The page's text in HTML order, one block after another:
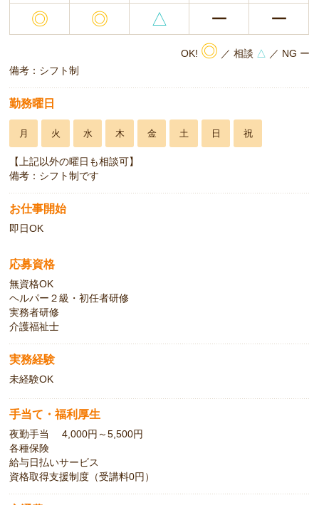
◎ ◎ △ ー ー
OK! ◎ ／ 相談 △ ／ NG ー
備考：シフト制
勤務曜日
月 火 水 木 金 土 日 祝
【上記以外の曜日も相談可】
備考：シフト制です
お仕事開始
即日OK
応募資格
無資格OK
ヘルパー２級・初任者研修
実務者研修
介護福祉士
実務経験
未経験OK
手当て・福利厚生
夜勤手当 4,000円～5,500円
各種保険
給与日払いサービス
資格取得支援制度（受講料0円）